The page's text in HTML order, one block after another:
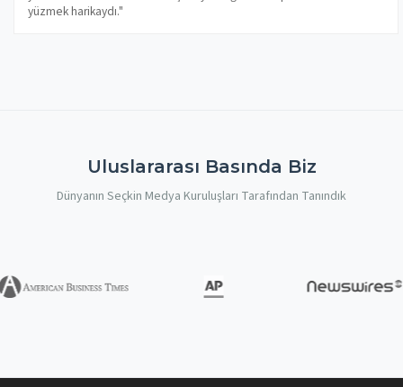
yüzmek harikaydı."
Uluslararası Basında Biz
Dünyanın Seçkin Medya Kuruluşları Tarafından Tanındık